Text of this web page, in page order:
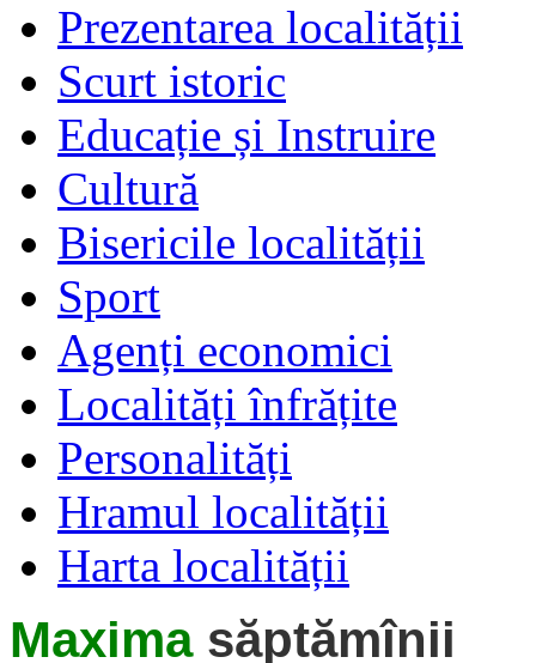
Prezentarea localității
Scurt istoric
Educație și Instruire
Cultură
Bisericile localității
Sport
Agenți economici
Localități înfrățite
Personalități
Hramul localității
Harta localității
Maxima săptămînii